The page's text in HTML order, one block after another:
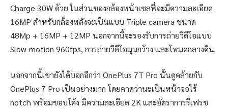
Charge 30W ด้วย ในส่วนของกล้องหน้าเซลฟี่จะมีความละเอียด
16MP สำหรับกล้องหลังจะเป็นแบบ Triple camera ขนาด
48Mp + 16MP + 12MP นอกจากนี้จะรองรับการถ่ายวีดีโอแบบ
Slow-motion 960fps, การถ่ายวีดีโอมุมกว้าง และโหมดกลางคืน
นอกจากนี้เขายังได้บอกอีกว่า OnePlus 7T Pro นั้นดูคล้ายกับ
OnePlus 7 Pro เป็นอย่างมาก โดยคาดว่านะเป็นหน้าจอไร้
notch พร้อมขอบโค้ง มีความละเอียด 2K และอัตราการรีเฟรช